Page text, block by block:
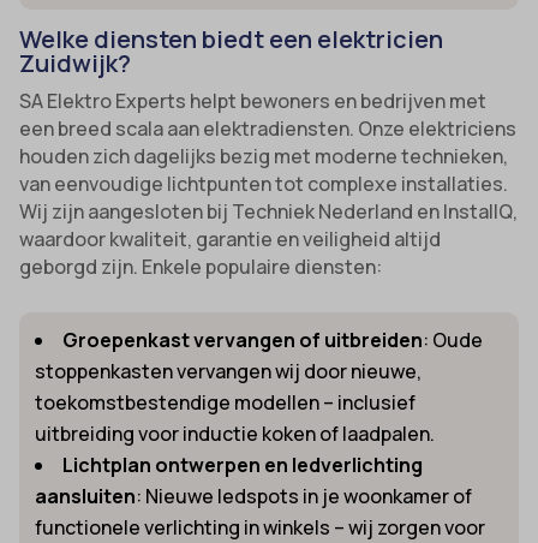
Welke diensten biedt een elektricien
Zuidwijk?
SA Elektro Experts helpt bewoners en bedrijven met
een breed scala aan elektradiensten. Onze elektriciens
houden zich dagelijks bezig met moderne technieken,
van eenvoudige lichtpunten tot complexe installaties.
Wij zijn aangesloten bij Techniek Nederland en InstallQ,
waardoor kwaliteit, garantie en veiligheid altijd
geborgd zijn. Enkele populaire diensten:
Groepenkast vervangen of uitbreiden: Oude
stoppenkasten vervangen wij door nieuwe,
toekomstbestendige modellen – inclusief
uitbreiding voor inductie koken of laadpalen.
Lichtplan ontwerpen en ledverlichting
aansluiten: Nieuwe ledspots in je woonkamer of
functionele verlichting in winkels – wij zorgen voor